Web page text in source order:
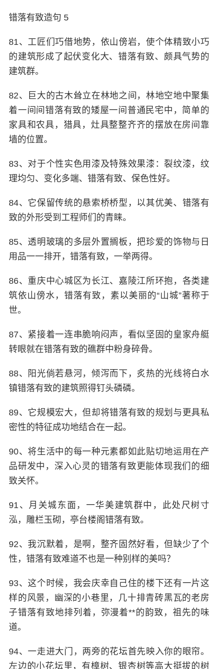
错落有致造句 5
81、工匠们巧借地势，依山傍岩，使个体精致小巧
的建筑形成了起伏变化大、错落有致、颇具气势的
建筑群。
82、巨大的古木耸立在林地之间，林地空地中聚集
着一间间错落有致的矮屋一间普通民宅中，简单的
家具和农具，猎具，灶具整整齐齐的摆放在房间靠
墙的位置。
83、对于个性实色用漆及特殊效果漆：裂纹漆，纹
理均匀、变化多端、错落有致、保色性好。
84、它保留传统的悬索桥桥型，以其优美、错落有
致的外形受到工程师们的青睐。
85、透明玻璃的多层外置搁板，把珍爱的饰物与日
用品一一排开，错落有致，一举两得。
86、重庆中心城区为长江、嘉陵江所环抱，各类建
筑依山傍水，错落有致，素以美丽的“山城”著称于
世。
87、紧接着一连串脆响闷声，看似坚固的皇家舟艇
转眼就在错落有致的礁群中粉身碎骨。
88、阳光倘若悬河，倾泻而下，炙热的光线将白水
镇错落有致的建筑照得钉头磷磷。
89、它规模宏大，但却将错落有致的规划与更具私
密性的特征成功地结合在一起。
90、将生活中的每一种元素都如此贴切地运用在产
品研发中，深入心灵的错落有致更能体现我们的细
致关怀。
91、月关城东面，一华美建筑群中，此处尺树寸
泓，雕栏玉砌，亭台楼阁错落有致。
92、我沉默着，是啊，整齐固然好看，但缺少了个
性，错落有致难道不也是一种别样的美吗？
93、这个时候，我会庆幸自己住的楼下还有一片这
样的风景，幽深的小巷里，几十排青砖黑瓦的老房
子错落有致地排列着，弥漫着**的韵致，祖先的味
道。
94、一走进大门，两旁的花坛首先映入你的眼帘。
左边的小花坛里，有樟树、银杏树等高大挺拔的树